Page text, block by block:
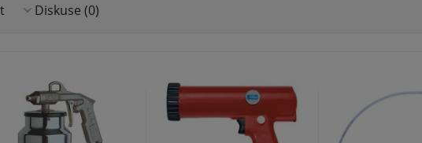
Diskuse (0)